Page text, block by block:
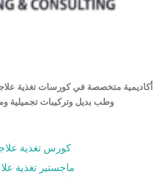
أكاديمية متخصصة في كورسات تغذية
وطب بديل وتركيبات
كورس تغذية
ماجستير تغذية